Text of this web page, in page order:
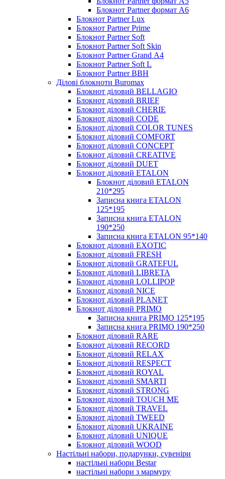
Блокнот Partner формат А6
Блокнот Partner Lux
Блокнот Partner Prime
Блокнот Partner Soft
Блокнот Partner Soft Skin
Блокнот Partner Grand А4
Блокнот Partner Soft L
Блокнот Partner BBH
Ділові блокноти Buromax
Блокнот діловий BELLAGIO
Блокнот діловий BRIEF
Блокнот діловий CHERIE
Блокнот діловий CODE
Блокнот діловий COLOR TUNES
Блокнот діловий COMFORT
Блокнот діловий CONCEPT
Блокнот діловий CREATIVE
Блокнот діловий DUET
Блокнот діловий ETALON
Блокнот діловий ETALON
210*295
Записна книга ETALON
125*195
Записна книга ETALON
190*250
Записна книга ETALON 95*140
Блокнот діловий EXOTIC
Блокнот діловий FRESH
Блокнот діловий GRATEFUL
Блокнот діловий LIBRETA
Блокнот діловий LOLLIPOP
Блокнот діловий NICE
Блокнот діловий PLANET
Блокнот діловий PRIMO
Записна книга PRIMO 125*195
Записна книга PRIMO 190*250
Блокнот діловий RARE
Блокнот діловий RECORD
Блокнот діловий RELAX
Блокнот діловий RESPECT
Блокнот діловий ROYAL
Блокнот діловий SMARTI
Блокнот діловий STRONG
Блокнот діловий TOUCH ME
Блокнот діловий TRAVEL
Блокнот діловий TWEED
Блокнот діловий UKRAINE
Блокнот діловий UNIQUE
Блокнот діловий WOOD
Настільні набори, подарунки, сувеніри
настільні набори Bestar
настільні набори з мармуру